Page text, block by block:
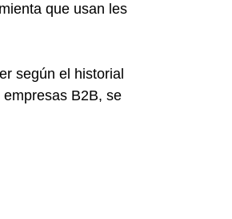
que usan les
según el historial
B2B, se